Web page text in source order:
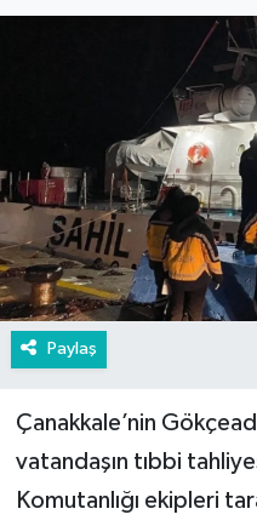
Paylaş
Çanakkale’nin
vatandaşın tıbbi
Komutanlığı ekipleri